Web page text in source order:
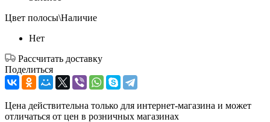
Цвет полосы\Наличие
Нет
Рассчитать доставку
Поделиться
Цена действительна только для интернет-магазина и может
отличаться от цен в розничных магазинах